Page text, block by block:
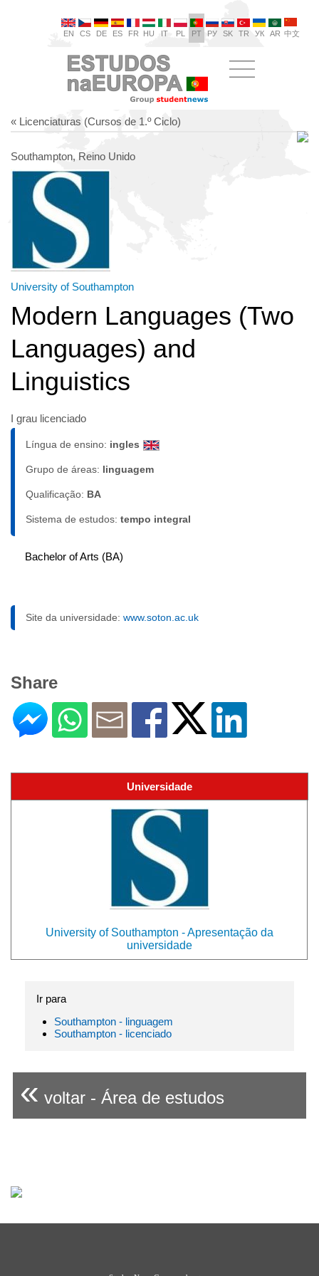
EN CS DE ES FR HU IT PL PT РУ SK TR УК AR 中文
« Licenciaturas (Cursos de 1.º Ciclo)
Southampton, Reino Unido
University of Southampton
Modern Languages (Two
Languages) and
Linguistics
I grau licenciado
Língua de ensino: ingles
Grupo de áreas: linguagem
Qualificação: BA
Sistema de estudos: tempo integral
Bachelor of Arts (BA)
Site da universidade: www.soton.ac.uk
Share
Universidade
University of Southampton - Apresentação da
universidade
Ir para
Southampton - linguagem
Southampton - licenciado
« voltar - Área de estudos